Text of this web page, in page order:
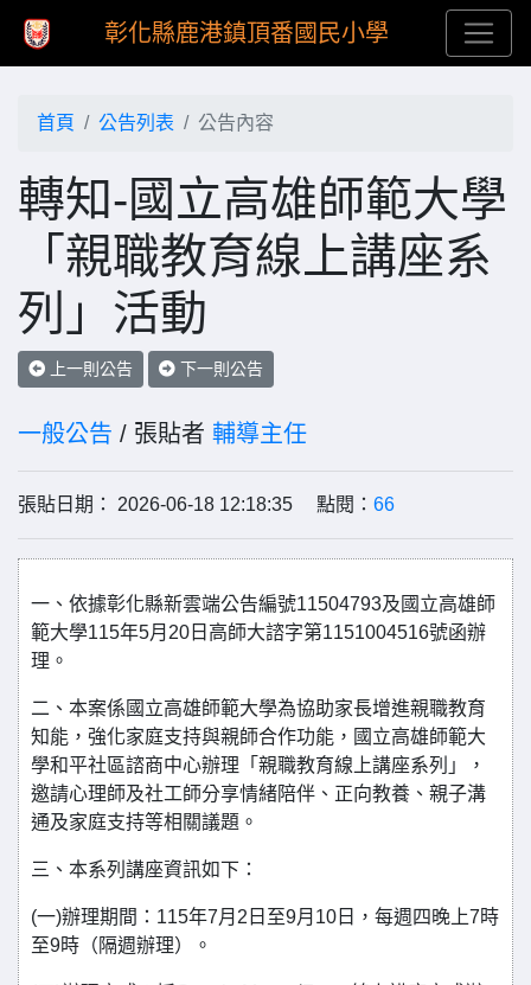
彰化縣鹿港鎮頂番國民小學
首頁 公告列表 公告內容
轉知-國立高雄師範大學
「親職教育線上講座系
列」活動
上一則公告 下一則公告
一般公告 / 張貼者 輔導主任
張貼日期： 2026-06-18 12:18:35 點閱： 66
一、依據彰化縣新雲端公告編號11504793及國立高雄師
範大學115年5月20日高師大諮字第1151004516號函辦
理。
二、本案係國立高雄師範大學為協助家長增進親職教育
知能，強化家庭支持與親師合作功能，國立高雄師範大
學和平社區諮商中心辦理「親職教育線上講座系列」，
邀請心理師及社工師分享情緒陪伴、正向教養、親子溝
通及家庭支持等相關議題。
三、本系列講座資訊如下：
(一)辦理期間：115年7月2日至9月10日，每週四晚上7時
至9時（隔週辦理）。